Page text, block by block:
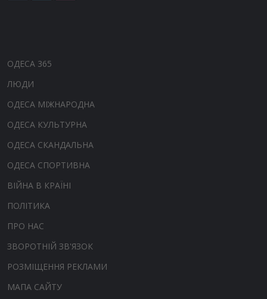
ОДЕСА 365
ЛЮДИ
ОДЕСА МІЖНАРОДНА
ОДЕСА КУЛЬТУРНА
ОДЕСА СКАНДАЛЬНА
ОДЕСА СПОРТИВНА
ВІЙНА В КРАЇНІ
ПОЛІТИКА
ПРО НАС
ЗВОРОТНІЙ ЗВ'ЯЗОК
РОЗМІЩЕННЯ РЕКЛАМИ
МАПА САЙТУ